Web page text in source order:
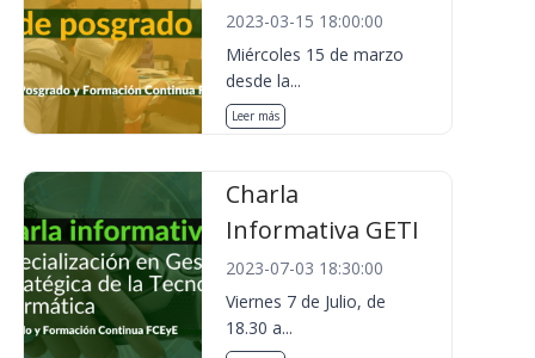
2023-03-15 18:00:00
Miércoles 15 de marzo
desde la...
Leer más
Charla
Informativa GETI
2023-07-03 18:30:00
Viernes 7 de Julio, de
18.30 a...